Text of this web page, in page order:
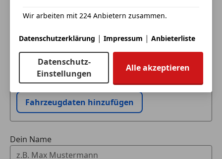
Für Fragen stehen wir Ihnen gerne jederzeit zur
Kontaktdaten:
Marko GmbH
A-9900 Lienz
Tel.: 0676/9400033
Besichtigung nach Terminvereinbarung
Sie stellen keine zugesicherten Eigenschaften dar.
Wir als Marko GmbH haften nicht für Irrtümer,
Eintauschwagen: Kaufen und verkaufen in nur einem
Schritt
Ich möchte mein Auto in Zahlung geben
(unverbindlich).
Fahrzeugdaten hinzufügen
Dein Name
Wir arbeiten mit 224 Anbietern zusammen.
Datenschutzerklärung | Impressum | Anbieterliste
Datenschutz-
Einstellungen
Alle akzeptieren